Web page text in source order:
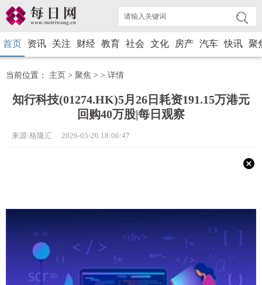
首页 资讯 关注 财经 教育 社会 文化 房产 汽车 快讯 聚
当前位置： 主页 > 聚焦 > > 详情
知行科技(01274.HK)5月26日耗资191.15万港元
回购40万股|每日观察
来源:格隆汇 2026-05-26 18:06:47